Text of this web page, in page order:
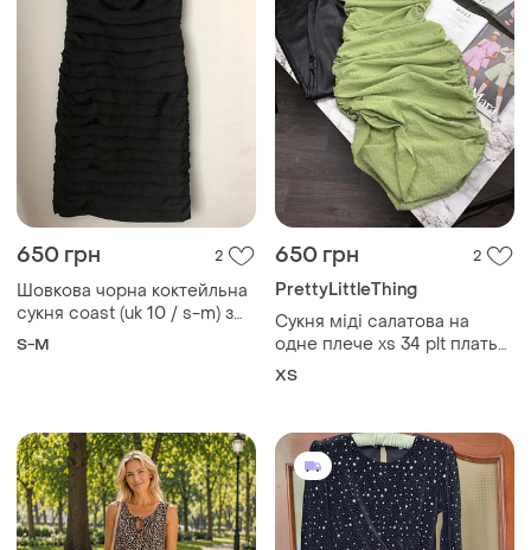
650 грн 2
Шовкова чорна коктейльна
сукня coast (uk 10 / s-m) з
шовку та з драпуванням
S-M
650 грн 2
PrettyLittleThing
Сукня міді салатова на
одне плече xs 34 plt платье
миди фактурное на одно
ХS